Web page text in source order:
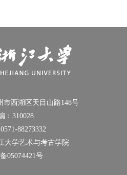
市西湖区天目山路148号
：310028
88273332
大学艺术与考古学院
05074421号